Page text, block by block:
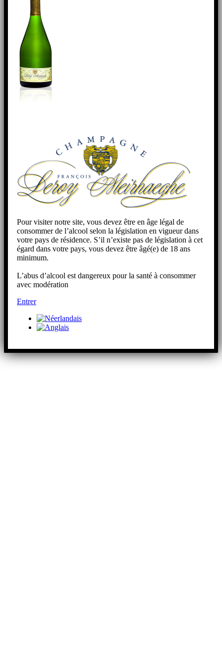
Pour visiter notre site, vous devez être en âge légal de
consommer de l’alcool selon la législation en vigueur dans
votre pays de résidence. S’il n’existe pas de législation à cet
égard dans votre pays, vous devez être âgé(e) de 18 ans
minimum.
L’abus d’alcool est dangereux pour la santé à consommer
avec modération
Entrer